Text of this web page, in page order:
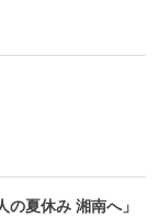
夏休み 湘南へ」